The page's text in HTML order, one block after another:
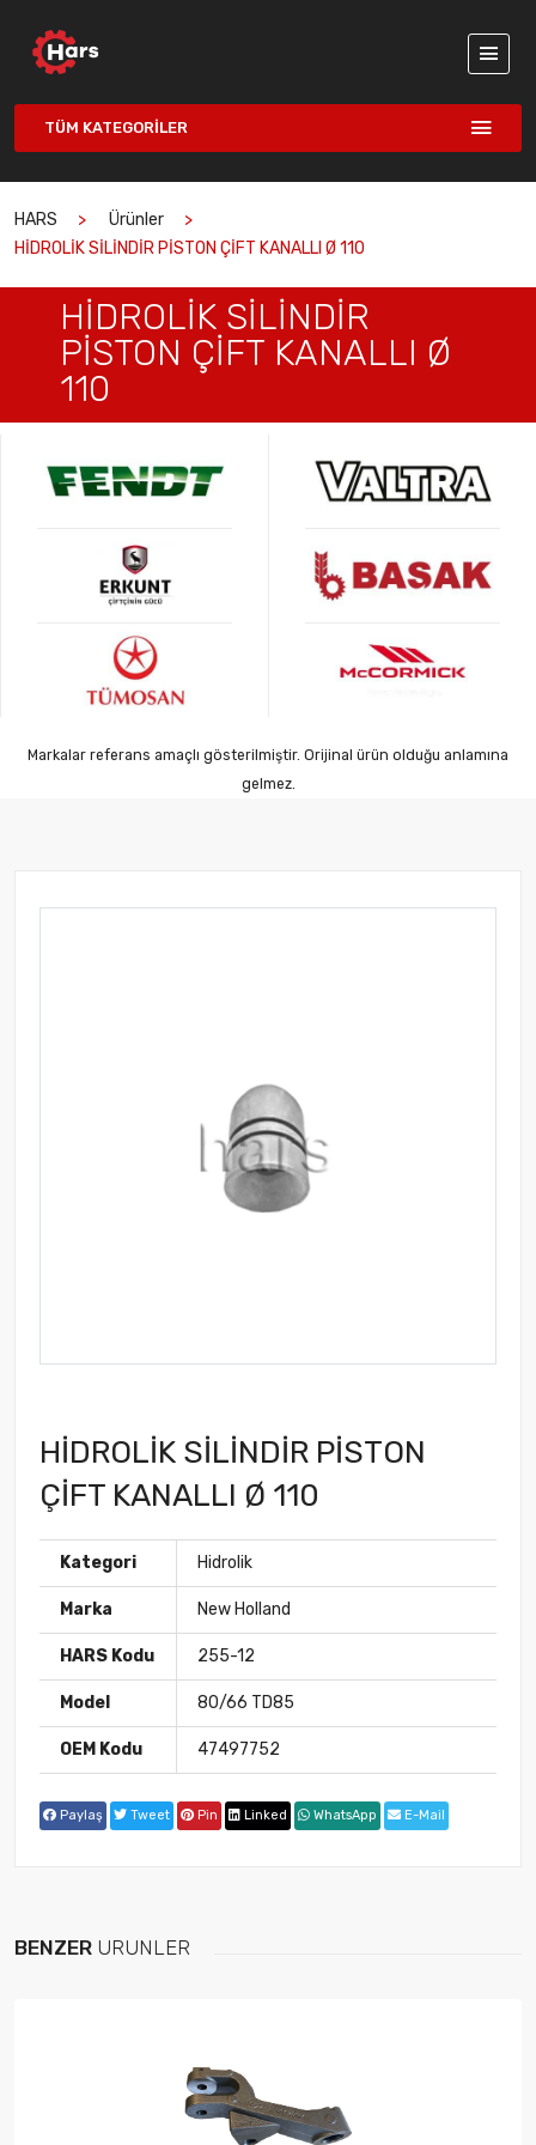
TÜM KATEGORILER
HARS
Ürünler
HİDROLİK SİLİNDİR PİSTON ÇİFT KANALLI Ø 110
HİDROLİK SİLİNDİR
PİSTON ÇİFT KANALLI Ø
110
Markalar referans amaçlı gösterilmiştir. Orijinal ürün olduğu anlamına
gelmez.
HİDROLİK SİLİNDİR PİSTON
ÇİFT KANALLI Ø 110
Kategori Hidrolik
Marka New Holland
HARS Kodu 255-12
Model 80/66 TD85
OEM Kodu 47497752
Paylaş Tweet Pin Linked WhatsApp E-Mail
BENZER ÜRÜNLER